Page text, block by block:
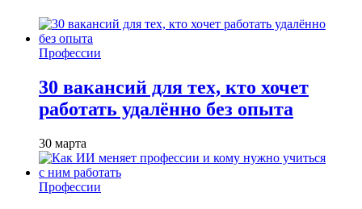
Профессии
30 вакансий для тех, кто хочет
работать удалённо без опыта
30 марта
Профессии